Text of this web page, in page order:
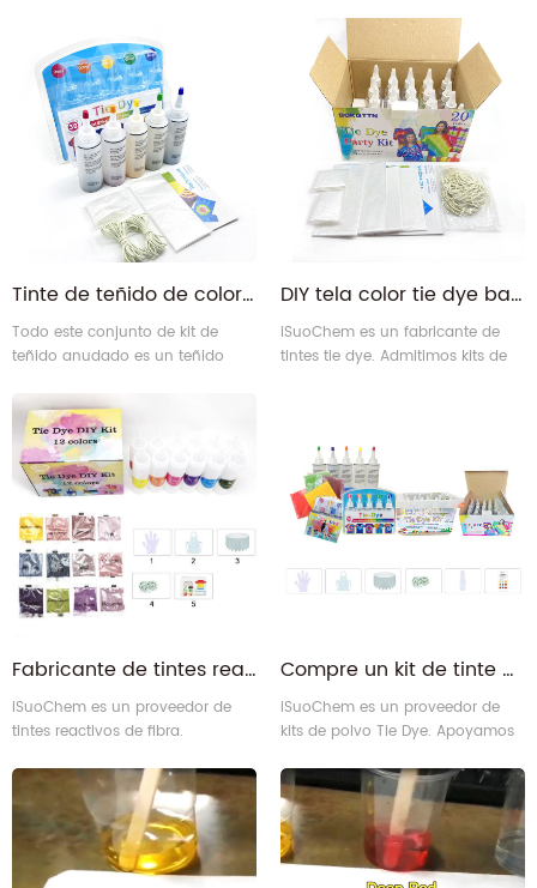
Tinte de teñido de color de fibra DIY para telas, ropa, zapatos, camisas
Todo este conjunto de kit de
teñido anudado es un teñido
también se denomina teñido
anudado, polvo de teñido
anudado, bandhu o plangi.
DIY tela color tie dye bandhnu plangi fibra reactiva Tie dye tinte con botellas exprimibles
iSuoChem es un fabricante de
tintes tie dye. Admitimos kits de
plástico, paquete de tarjeta de
ampolla.
Fabricante de tintes reactivos de fibra tie dye a precio mayorista para teñido anudado
iSuoChem es un proveedor de
tintes reactivos de fibra.
corbata personalizado con
logotipo personalizado, que
incluye caja de color, caja de
plástico, paquete de tarjeta de
ampolla.
Compre un kit de tinte de corbata permanente personalizado con logotipo a precio mayorista
iSuoChem es un proveedor de
kits de polvo Tie Dye. Apoyamos
personalizado con logotipo
personalizado, que incluye caja
de color, caja de plástico,
paquete de tarjeta de ampolla.